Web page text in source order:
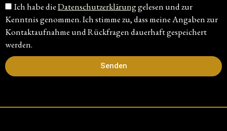
Ich habe dieDatenschutzerklärunggelesen und zur
Kenntnis genommen. Ich stimme zu, dass meine Angaben zur
Kontaktaufnahme und Rückfragen dauerhaft gespeichert
werden.
Senden